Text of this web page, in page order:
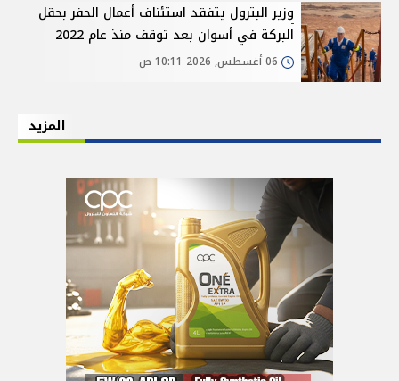
وزير البترول يتفقد استئناف أعمال الحفر بحقل
البركة في أسوان بعد توقف منذ عام 2022
المزيد